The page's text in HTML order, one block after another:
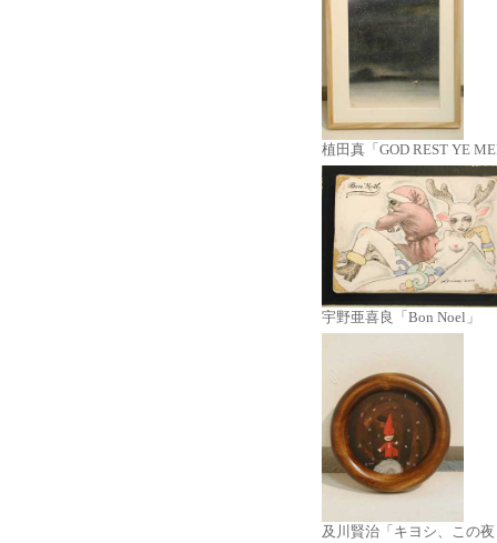
植田真「GOD REST YE
宇野亜喜良「Bon Noel」
及川賢治「キヨシ、この